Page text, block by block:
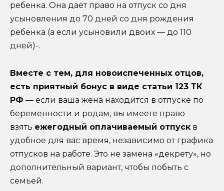
ребенка. Она дает право на отпуск со дня
усыновления до 70 дней со дня рождения
ребенка (а если усыновили двоих — до 110
дней)-.
Вместе с тем, для новоиспеченных отцов,
есть приятный бонус в виде статьи 123 ТК
РФ — если ваша жена находится в отпуске по
беременности и родам, вы имеете право
взять ежегодный оплачиваемый отпуск в
удобное для вас время, независимо от графика
отпусков на работе. Это не замена «декрету», но
дополнительный вариант, чтобы побыть с
семьей.